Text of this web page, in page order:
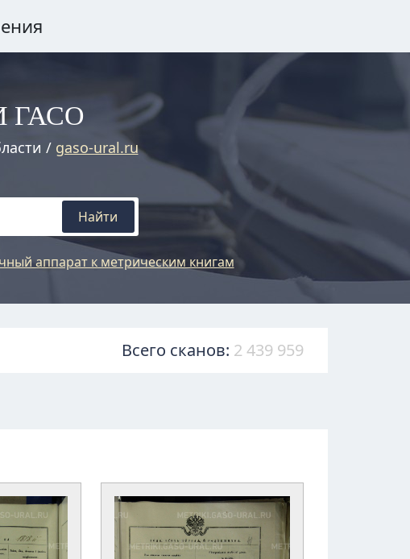
ГАСО
/ gaso-ural.ru
Найти
аппарат к метрическим книгам
Всего сканов: 2 439 959